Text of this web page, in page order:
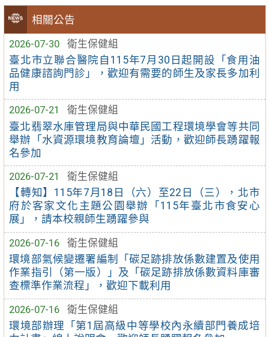
相關公告
2026-07-30
衛生保健組
臺北市立聯合醫院自115年7月30日起開設「食用油
品健康諮詢門診」，歡迎有需要的師生及家長多加利
用
2026-07-21
衛生保健組
臺北翡翠水庫管理局與中華民國工程環境學會等共同
舉辦「水資源環境教育論壇」活動，歡迎師長踴躍報
名參加
2026-07-21
衛生保健組
【轉知】115年7月18日（六）至22日（三），北市
府於客家文化主題公園舉辦「115年臺北市食安心
展」，請本校親師生踴躍參與
2026-07-16
衛生保健組
環境部氣候變遷署編制「碳足跡排放係數建置及使用
作業指引（第一版）」及「碳足跡排放係數資料庫審
查標準作業流程」，歡迎下載利用
2026-07-16
衛生保健組
環境部辦理「第1屆高級中等學校內永續部門養成培